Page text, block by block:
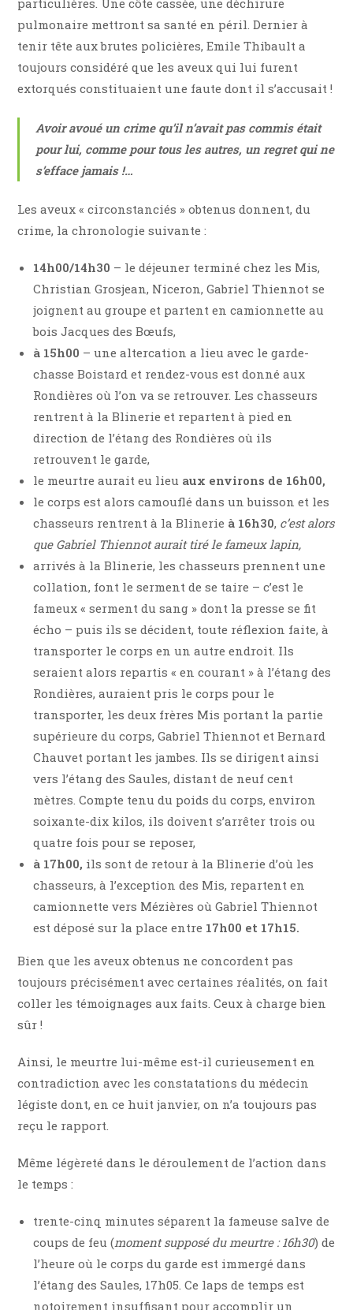
particulières. Une côte cassée, une déchirure
pulmonaire mettront sa santé en péril. Dernier à
tenir tête aux brutes policières, Emile Thibault a
toujours considéré que les aveux qui lui furent
extorqués constituaient une faute dont il s’accusait !
Avoir avoué un crime qu’il n’avait pas commis était
pour lui, comme pour tous les autres, un regret qui ne
s’efface jamais !…
Les aveux « circonstanciés » obtenus donnent, du
crime, la chronologie suivante :
14h00/14h30 – le déjeuner terminé chez les Mis,
Christian Grosjean, Niceron, Gabriel Thiennot se
joignent au groupe et partent en camionnette au
bois Jacques des Bœufs,
à 15h00 – une altercation a lieu avec le garde-
chasse Boistard et rendez-vous est donné aux
Rondières où l’on va se retrouver. Les chasseurs
rentrent à la Blinerie et repartent à pied en
direction de l’étang des Rondières où ils
retrouvent le garde,
le meurtre aurait eu lieu aux environs de 16h00,
le corps est alors camouflé dans un buisson et les
chasseurs rentrent à la Blinerie à 16h30, c’est alors
que Gabriel Thiennot aurait tiré le fameux lapin,
arrivés à la Blinerie, les chasseurs prennent une
collation, font le serment de se taire – c’est le
fameux « serment du sang » dont la presse se fit
écho – puis ils se décident, toute réflexion faite, à
transporter le corps en un autre endroit. Ils
seraient alors repartis « en courant » à l’étang des
Rondières, auraient pris le corps pour le
transporter, les deux frères Mis portant la partie
supérieure du corps, Gabriel Thiennot et Bernard
Chauvet portant les jambes. Ils se dirigent ainsi
vers l’étang des Saules, distant de neuf cent
mètres. Compte tenu du poids du corps, environ
soixante-dix kilos, ils doivent s’arrêter trois ou
quatre fois pour se reposer,
à 17h00, ils sont de retour à la Blinerie d’où les
chasseurs, à l’exception des Mis, repartent en
camionnette vers Mézières où Gabriel Thiennot
est déposé sur la place entre 17h00 et 17h15.
Bien que les aveux obtenus ne concordent pas
toujours précisément avec certaines réalités, on fait
coller les témoignages aux faits. Ceux à charge bien
sûr !
Ainsi, le meurtre lui-même est-il curieusement en
contradiction avec les constatations du médecin
légiste dont, en ce huit janvier, on n’a toujours pas
reçu le rapport.
Même légèreté dans le déroulement de l’action dans
le temps :
trente-cinq minutes séparent la fameuse salve de
coups de feu (moment supposé du meurtre : 16h30) de
l’heure où le corps du garde est immergé dans
l’étang des Saules, 17h05. Ce laps de temps est
notoirement insuffisant pour accomplir un